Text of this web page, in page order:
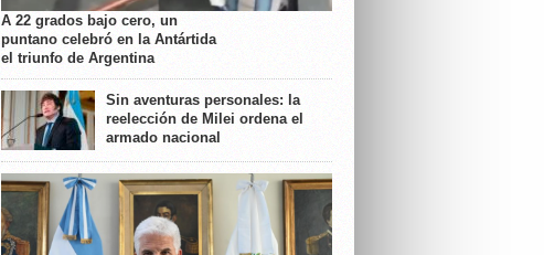
A 22 grados bajo cero, un
puntano celebró en la Antártida
el triunfo de Argentina
Sin aventuras personales: la
reelección de Milei ordena el
armado nacional